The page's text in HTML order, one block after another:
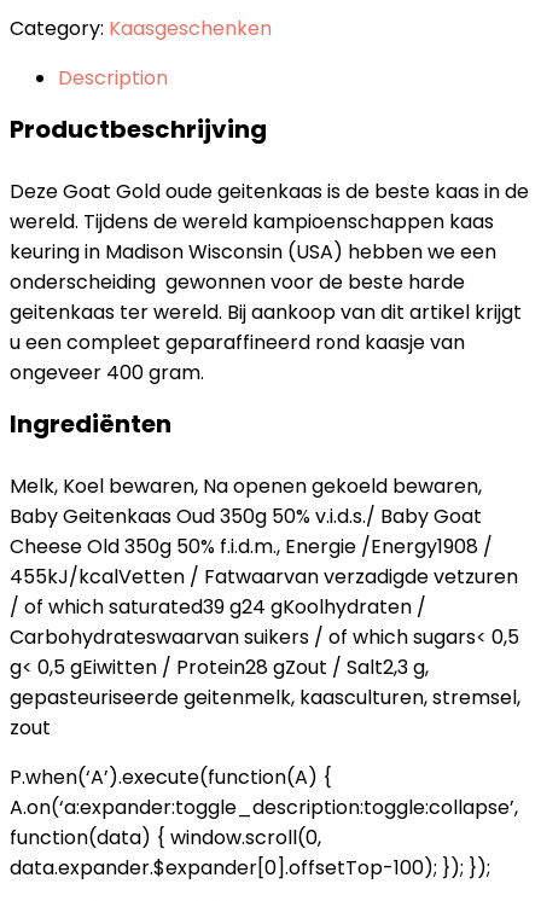
Category: Kaasgeschenken
Description
Productbeschrijving
Deze Goat Gold oude geitenkaas is de beste kaas in de
wereld. Tijdens de wereld kampioenschappen kaas
keuring in Madison Wisconsin (USA) hebben we een
onderscheiding gewonnen voor de beste harde
geitenkaas ter wereld. Bij aankoop van dit artikel krijgt
u een compleet geparaffineerd rond kaasje van
ongeveer 400 gram.
Ingrediënten
Melk, Koel bewaren, Na openen gekoeld bewaren,
Baby Geitenkaas Oud 350g 50% v.i.d.s./ Baby Goat
Cheese Old 350g 50% f.i.d.m., Energie /Energy1908 /
455kJ/kcalVetten / Fatwaarvan verzadigde vetzuren
/ of which saturated39 g24 gKoolhydraten /
Carbohydrateswaarvan suikers / of which sugars< 0,5
g< 0,5 gEiwitten / Protein28 gZout / Salt2,3 g,
gepasteuriseerde geitenmelk, kaasculturen, stremsel,
zout
P.when(‘A’).execute(function(A) {
A.on(‘a:expander:toggle_description:toggle:collapse’,
function(data) { window.scroll(0,
data.expander.$expander[0].offsetTop-100); }); });